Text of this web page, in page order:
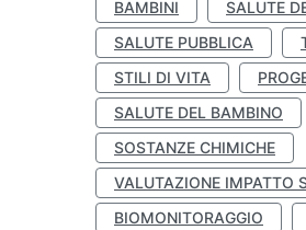
BAMBINI
SALUTE
SALUTE PUBBLICA
STILI DI VITA
SALUTE DEL BAMBINO
SOSTANZE CHIMICHE
VALUTAZIONE IMPATTO
BIOMONITORAGGIO